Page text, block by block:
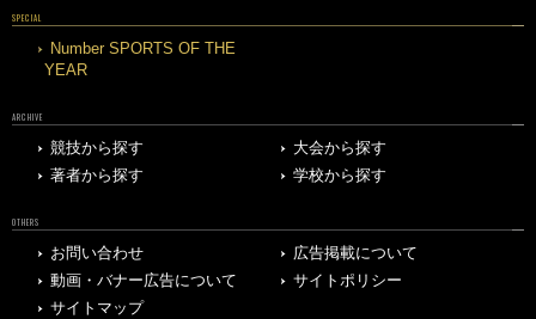
SPECIAL
Number SPORTS OF THE
YEAR
ARCHIVE
競技から探す
大会から探す
著者から探す
学校から探す
OTHERS
お問い合わせ
広告掲載について
動画・バナー広告について
サイトポリシー
サイトマップ